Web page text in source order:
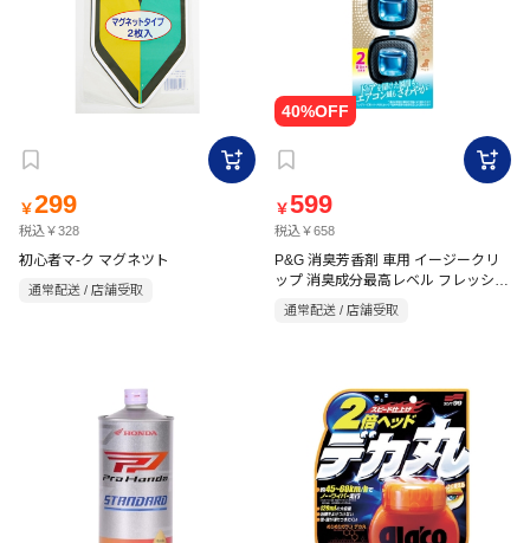
￥299
税込￥328
初心者マ-ク マグネツト
通常配送 / 店舗受取
￥599
税込￥658
P&G 消臭芳香剤 車用 イージークリ
ップ 消臭成分最高レベル フレッシュ
シャボン 2.5ml×2
通常配送 / 店舗受取